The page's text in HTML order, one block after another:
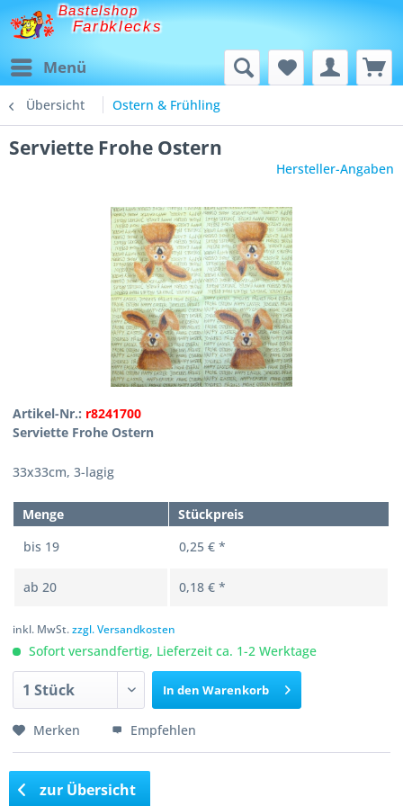
Bastelshop
Farbklecks
Menü
Übersicht Ostern & Frühling
Serviette Frohe Ostern
Hersteller-Angaben
Artikel-Nr.: r8241700
Serviette Frohe Ostern
33x33cm, 3-lagig
Menge
Stückpreis
bis 19 0,25 € *
ab20 0,18 € *
inkl. MwSt.zzgl. Versandkosten
Sofort versandfertig, Lieferzeit ca. 1-2 Werktage
In den Warenkorb
Merken Empfehlen
zur Übersicht